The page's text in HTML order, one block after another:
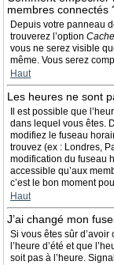
membres connectés
Depuis votre panneau
trouverez l’option
vous ne serez visible
même. Vous serez
Haut
Les heures ne sont
Il est possible que
dans lequel vous êtes.
modifiez le fuseau
trouvez (ex : Londres,
modification du fuseau
accessible qu’aux
c’est le bon moment
Haut
J’ai changé mon
Si vous êtes sûr
l’heure d’été et que
soit pas à l’heure.